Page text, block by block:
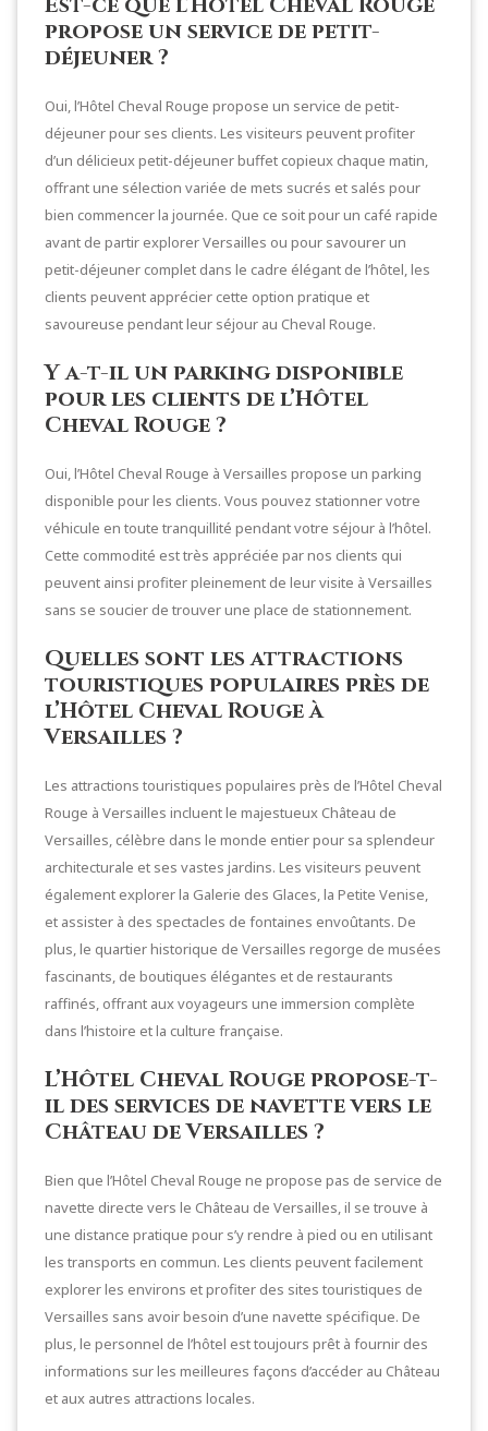
propose un service de petit-
déjeuner ?
Oui, l’Hôtel Cheval Rouge propose un service de petit-
déjeuner pour ses clients. Les visiteurs peuvent profiter
d’un délicieux petit-déjeuner buffet copieux chaque matin,
offrant une sélection variée de mets sucrés et salés pour
bien commencer la journée. Que ce soit pour un café rapide
avant de partir explorer Versailles ou pour savourer un
petit-déjeuner complet dans le cadre élégant de l’hôtel, les
clients peuvent apprécier cette option pratique et
savoureuse pendant leur séjour au Cheval Rouge.
Y a-t-il un parking disponible
pour les clients de l’Hôtel
Cheval Rouge ?
Oui, l’Hôtel Cheval Rouge à Versailles propose un parking
disponible pour les clients. Vous pouvez stationner votre
véhicule en toute tranquillité pendant votre séjour à l’hôtel.
Cette commodité est très appréciée par nos clients qui
peuvent ainsi profiter pleinement de leur visite à Versailles
sans se soucier de trouver une place de stationnement.
Quelles sont les attractions
touristiques populaires près de
l’Hôtel Cheval Rouge à
Versailles ?
Les attractions touristiques populaires près de l’Hôtel Cheval
Rouge à Versailles incluent le majestueux Château de
Versailles, célèbre dans le monde entier pour sa splendeur
architecturale et ses vastes jardins. Les visiteurs peuvent
également explorer la Galerie des Glaces, la Petite Venise,
et assister à des spectacles de fontaines envoûtants. De
plus, le quartier historique de Versailles regorge de musées
fascinants, de boutiques élégantes et de restaurants
raffinés, offrant aux voyageurs une immersion complète
dans l’histoire et la culture française.
L’Hôtel Cheval Rouge propose-t-
il des services de navette vers le
Château de Versailles ?
Bien que l’Hôtel Cheval Rouge ne propose pas de service de
navette directe vers le Château de Versailles, il se trouve à
une distance pratique pour s’y rendre à pied ou en utilisant
les transports en commun. Les clients peuvent facilement
explorer les environs et profiter des sites touristiques de
Versailles sans avoir besoin d’une navette spécifique. De
plus, le personnel de l’hôtel est toujours prêt à fournir des
informations sur les meilleures façons d’accéder au Château
et aux autres attractions locales.